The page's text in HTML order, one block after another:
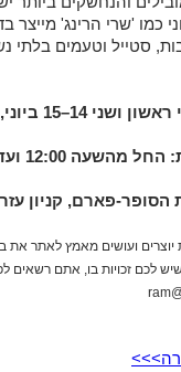
כמו 'שרי הרינג'
סטייל וטעמים
ביוני, 28–29 ביוני
: החל מהשעה 12:00 ועד גמר המלאי
הסופר-פארם, קניון
יוצרים ועושים מאמץ לאתר את
שיש לכם זכויות בו, אתם